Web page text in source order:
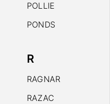
POLLIE
PONDS
R
RAGNAR
RAZAC